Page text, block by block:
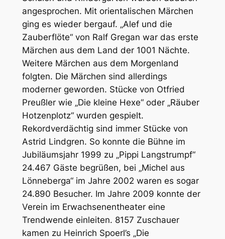
angesprochen. Mit orientalischen Märchen
ging es wieder bergauf. „Alef und die
Zauberflöte“ von Ralf Gregan war das erste
Märchen aus dem Land der 1001 Nächte.
Weitere Märchen aus dem Morgenland
folgten. Die Märchen sind allerdings
moderner geworden. Stücke von Otfried
Preußler wie „Die kleine Hexe“ oder „Räuber
Hotzenplotz“ wurden gespielt.
Rekordverdächtig sind immer Stücke von
Astrid Lindgren. So konnte die Bühne im
Jubiläumsjahr 1999 zu „Pippi Langstrumpf“
24.467 Gäste begrüßen, bei „Michel aus
Lönneberga“ im Jahre 2002 waren es sogar
24.890 Besucher. Im Jahre 2009 konnte der
Verein im Erwachsenentheater eine
Trendwende einleiten. 8157 Zuschauer
kamen zu Heinrich Spoerl’s „Die